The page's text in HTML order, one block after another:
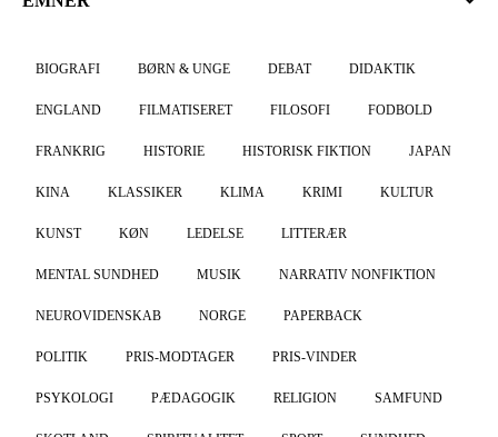
BIOGRAFI BØRN & UNGE DEBAT DIDAKTIK
ENGLAND FILMATISERET FILOSOFI FODBOLD
FRANKRIG HISTORIE HISTORISK FIKTION JAPAN
KINA KLASSIKER KLIMA KRIMI KULTUR
KUNST KØN LEDELSE LITTERÆR
MENTAL SUNDHED MUSIK NARRATIV NONFIKTION
NEUROVIDENSKAB NORGE PAPERBACK
POLITIK PRIS-MODTAGER PRIS-VINDER
PSYKOLOGI PÆDAGOGIK RELIGION SAMFUND